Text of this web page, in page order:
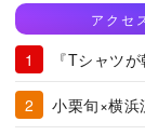
アクセ
『Tシャツ
小栗旬×横